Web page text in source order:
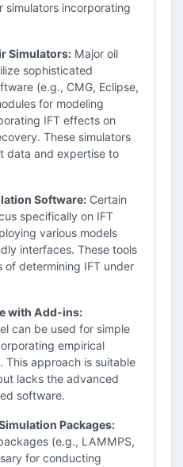
simulators incorporating
Simulators: Major oil
sophisticated
(e.g., CMG, Eclipse,
for modeling
IFT effects on
These simulators
data and expertise to
Software: Certain
specifically on IFT
various models
interfaces. These tools
of determining IFT under
with Add-ins:
can be used for simple
empirical
This approach is suitable
lacks the advanced
software.
Packages:
(e.g., LAMMPS,
for conducting